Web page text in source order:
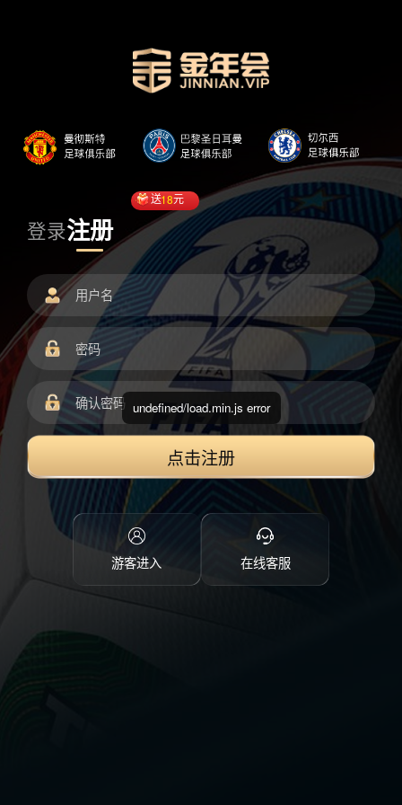
登录注册
送18元
点击注册
游客进入 在线客服
undefined/load.min.js error